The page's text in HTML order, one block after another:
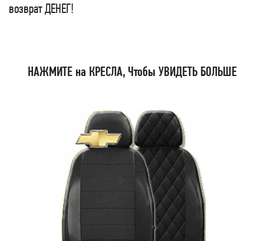
возврат ДЕНЕГ!
НАЖМИТЕ на КРЕСЛА, Чтобы УВИДЕТЬ БОЛЬШЕ